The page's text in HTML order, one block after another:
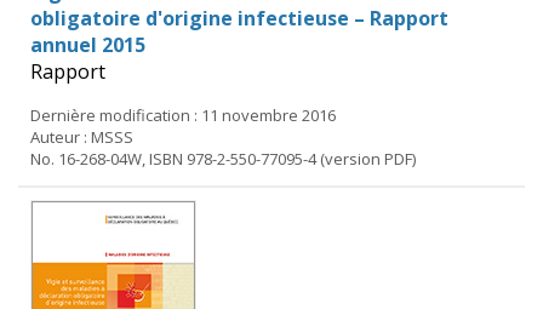
obligatoire d'origine infectieuse – Rapport
annuel 2015
Rapport
Dernière modification : 11 novembre 2016
Auteur : MSSS
No. 16-268-04W, ISBN 978-2-550-77095-4 (version PDF)